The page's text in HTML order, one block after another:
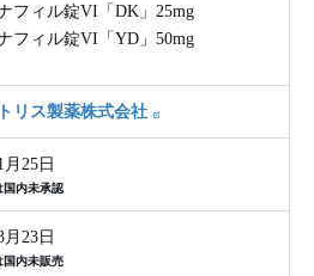
フィル錠VI「DK」25mg
フィル錠VI「YD」50mg
リス製薬株式会社
月25日
国内未承認
月23日
国内未販売